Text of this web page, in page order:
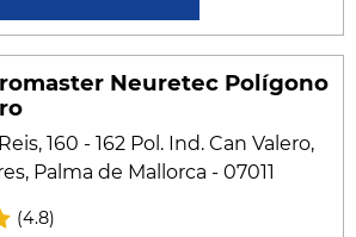
Neuretec Polígono
160 - 162 Pol. Ind. Can Valero,
Palma de Mallorca - 07011
(4.8)